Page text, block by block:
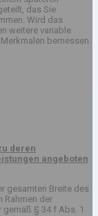
das Sie
Wird das
weitere variable
bemessen.
deren
angeboten
gesamten Breite des
Rahmen der
gemäß § 34 f Abs. 1